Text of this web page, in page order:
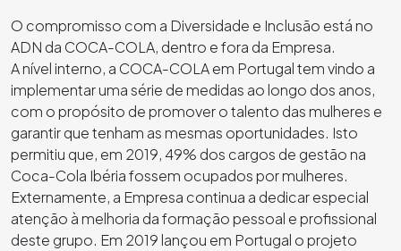
O compromisso com a Diversidade e Inclusão estáno
ADN da COCA-COLA, dentro e fora da Empresa.
A nível interno, a COCA-COLA em Portugal tem vindo a
implementar uma série de medidas ao longo dos anos,
com o propósito de promover o talento das mulheres e
garantir que tenham as mesmas oportunidades. Isto
permitiu que, em 2019, 49% dos cargos de gestão na
Coca-Cola Ibéria fossem ocupados por mulheres.
Externamente, a Empresa continua a dedicar especial
atenção à melhoria da formação pessoal e profissional
deste grupo. Em 2019 lançou em Portugal o projeto